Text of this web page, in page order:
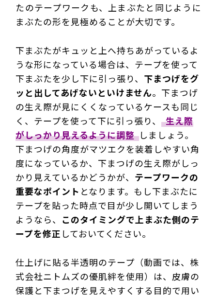
たのテープワークも、上まぶたと同じように
まぶたの形を見極めることが大切です。
下まぶたがキュッと上へ持ちあがっているよ
うな形になっている場合は、テープを使って
下まぶたを少し下に引っ張り、 下まつげをグ
ッと出してあげないといけません。下まつげ
の生え際が見にくくなっているケースも同じ
く、テープを使って下に引っ張り、 生え際
がしっかり見えるように調整 しましょう。
下まつげの角度がマツエクを装着しやすい角
度になっているか、下まつげの生え際がしっ
かり見えているかどうかが、 テープワークの
重要なポイント となります。もし下まぶたに
テープを貼った時点で目が少し開いてしまう
ようなら、 このタイミングで上まぶた側のテ
ープを修正 しておいてください。
仕上げに貼る半透明のテープ（動画では、株
式会社ニトムズの優肌絆を使用）は、皮膚の
保護と下まつげを見えやすくする目的で用い